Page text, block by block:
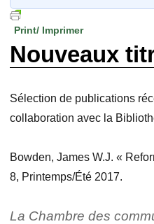
Print/ Imprimer
Nouveaux
Sélection de publications
collaboration avec la
Bowden, James W.J. «
8, Printemps/Été 2017.
La Chambre des